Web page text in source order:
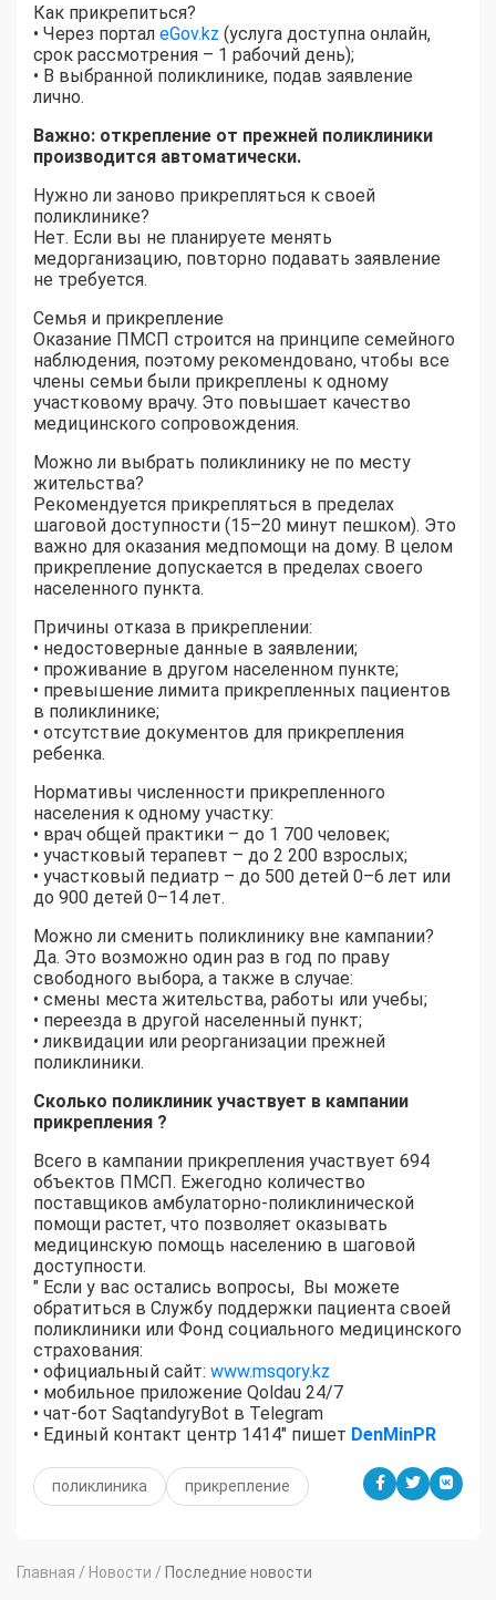
Как прикрепиться?
• Через портал eGov.kz (услуга доступна онлайн,
срок рассмотрения – 1 рабочий день);
• В выбранной поликлинике, подав заявление
лично.
Важно: открепление от прежней поликлиники
производится автоматически.
Нужно ли заново прикрепляться к своей
поликлинике?
Нет. Если вы не планируете менять
медорганизацию, повторно подавать заявление
не требуется.
Семья и прикрепление
Оказание ПМСП строится на принципе семейного
наблюдения, поэтому рекомендовано, чтобы все
члены семьи были прикреплены к одному
участковому врачу. Это повышает качество
медицинского сопровождения.
Можно ли выбрать поликлинику не по месту
жительства?
Рекомендуется прикрепляться в пределах
шаговой доступности (15–20 минут пешком). Это
важно для оказания медпомощи на дому. В целом
прикрепление допускается в пределах своего
населенного пункта.
Причины отказа в прикреплении:
• недостоверные данные в заявлении;
• проживание в другом населенном пункте;
• превышение лимита прикрепленных пациентов
в поликлинике;
• отсутствие документов для прикрепления
ребенка.
Нормативы численности прикрепленного
населения к одному участку:
• врач общей практики – до 1 700 человек;
• участковый терапевт – до 2 200 взрослых;
• участковый педиатр – до 500 детей 0–6 лет или
до 900 детей 0–14 лет.
Можно ли сменить поликлинику вне кампании?
Да. Это возможно один раз в год по праву
свободного выбора, а также в случае:
• смены места жительства, работы или учебы;
• переезда в другой населенный пункт;
• ликвидации или реорганизации прежней
поликлиники.
Сколько поликлиник участвует в кампании
прикрепления ?
Всего в кампании прикрепления участвует 694
объектов ПМСП. Ежегодно количество
поставщиков амбулаторно-поликлинической
помощи растет, что позволяет оказывать
медицинскую помощь населению в шаговой
доступности.
" Если у вас остались вопросы, Вы можете
обратиться в Службу поддержки пациента своей
поликлиники или Фонд социального медицинского
страхования:
• официальный сайт: www.msqory.kz
• мобильное приложение Qoldau 24/7
• чат-бот SaqtandyryBot в Telegram
• Единый контакт центр 1414" пишет DenMinPR
поликлиника прикрепление
Главная / Новости / Последние новости